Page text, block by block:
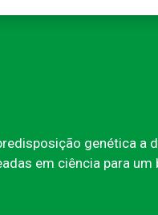
genética
em ciência para